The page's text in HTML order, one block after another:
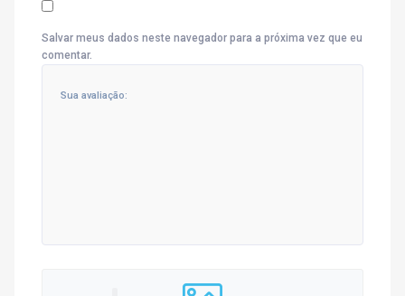
Salvar meus dados neste navegador para a próxima vez que eu
comentar.